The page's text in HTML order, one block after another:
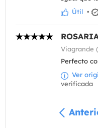
Útil •
Viagrande
Perfecto
Ver
verificada